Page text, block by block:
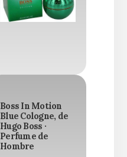
Boss In Motion
Blue Cologne, de
Hugo Boss ·
Perfume de
Hombre